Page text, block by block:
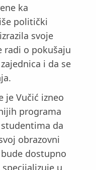
ka
politički
svoje
radi o pokušaju
i da se
je Vučić izneo
programa
da
obrazovni
dostupno
u